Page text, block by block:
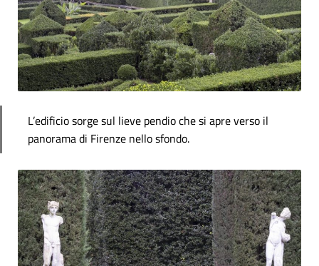
L’edificio sorge sul lieve pendio che si apre verso il
panorama di Firenze nello sfondo.